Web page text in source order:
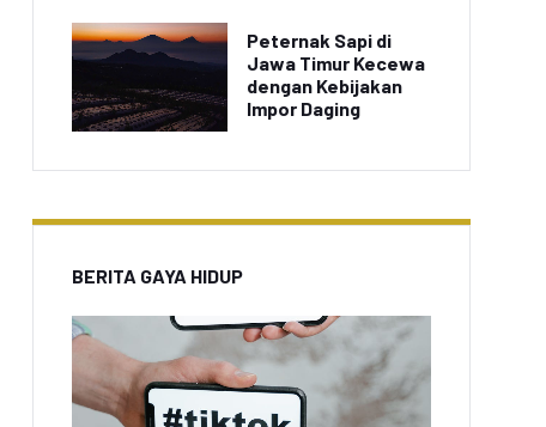
Peternak Sapi di
Jawa Timur Kecewa
dengan Kebijakan
Impor Daging
BERITA GAYA HIDUP